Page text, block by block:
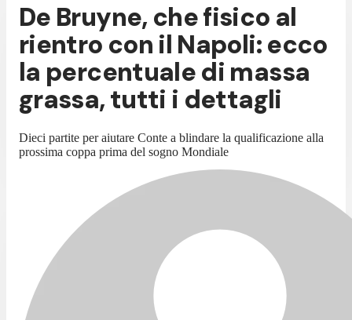
De Bruyne, che fisico al
rientro con il Napoli: ecco
la percentuale di massa
grassa, tutti i dettagli
Dieci partite per aiutare Conte a blindare la qualificazione alla
prossima coppa prima del sogno Mondiale